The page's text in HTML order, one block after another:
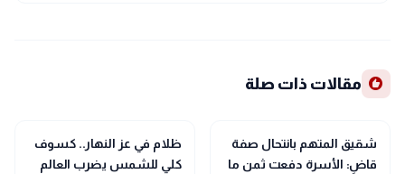
recommend مقالات ذات صلة
public
الأخبار المحلية
شقيق المتهم بانتحال صفة
قاضٍ: الأسرة دفعت ثمن ما
public
الأخبار المحلية
ظلام في عز النهار.. كسوف
كلي للشمس يضرب العالم